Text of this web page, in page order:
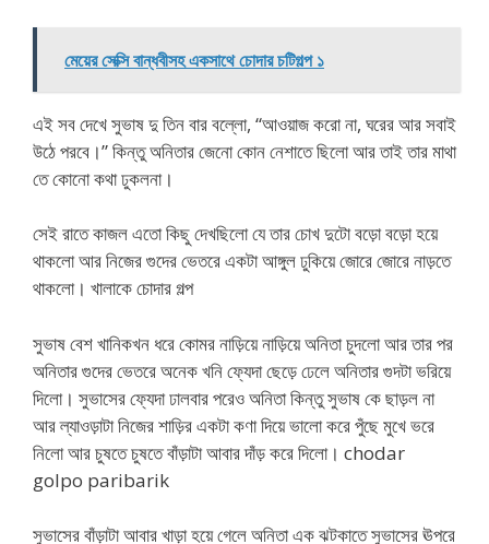
মেয়ের সেক্সি বান্ধবীসহ একসাথে চোদার চটিগল্প ১
এই সব দেখে সুভাষ দু তিন বার বল্লো, “আওয়াজ করো না, ঘরের আর সবাই
উঠে পরবে।” কিন্তু অনিতার জেনো কোন নেশাতে ছিলো আর তাই তার মাথা
তে কোনো কথা ঢুকলনা।
সেই রাতে কাজল এতো কিছু দেখছিলো যে তার চোখ দুটো বড়ো বড়ো হয়ে
থাকলো আর নিজের গুদের ভেতরে একটা আঙ্গুল ঢুকিয়ে জোরে জোরে নাড়তে
থাকলো। খালাকে চোদার গল্প
সুভাষ বেশ খানিকখন ধরে কোমর নাড়িয়ে নাড়িয়ে অনিতা চুদলো আর তার পর
অনিতার গুদের ভেতরে অনেক খনি ফ্যেদা ছেড়ে ঢেলে অনিতার গুদটা ভরিয়ে
দিলো। সুভাসের ফ্যেদা ঢালবার পরেও অনিতা কিন্তু সুভাষ কে ছাড়ল না
আর ল্যাওড়াটা নিজের শাড়ির একটা কণা দিয়ে ভালো করে পুঁছে মুখে ভরে
নিলো আর চুষতে চুষতে বাঁড়াটা আবার দাঁড় করে দিলো। chodar
golpo paribarik
সুভাসের বাঁড়াটা আবার খাড়া হয়ে গেলে অনিতা এক ঝটকাতে সুভাসের ঊপরে